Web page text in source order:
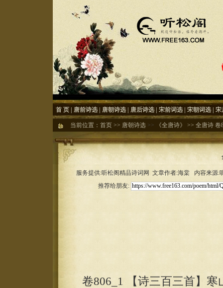
首 页 唐前诗选 唐朝诗选 唐后诗选 宋前词选 宋朝词选 宋
当前位置： 首页 >> 唐朝诗选 >> 《全唐诗》 >> 全唐诗 卷
服务提供:听松阁精品诗词网 文章作者:海棠 内容来源
推荐给朋友:
卷806_1 【诗三百三首】寒